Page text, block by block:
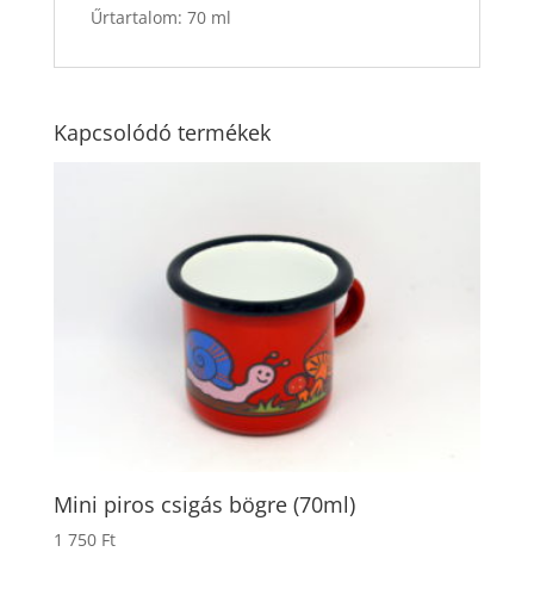
Űrtartalom: 70 ml
Kapcsolódó termékek
Mini piros csigás bögre (70ml)
1 750 Ft